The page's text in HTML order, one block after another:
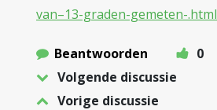
van–13-graden-gemeten-.html
Beantwoorden
0
Volgende discussie
Vorige discussie